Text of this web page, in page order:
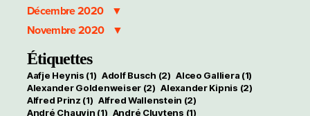
Décembre 2020
Novembre 2020
Étiquettes
Aafje Heynis (1) Adolf Busch (2) Alceo Galliera (1)
Alexander Goldenweiser (2) Alexander Kipnis (2)
Alfred Prinz (1) Alfred Wallenstein (2)
André Chauvin (1) André Cluytens (1)